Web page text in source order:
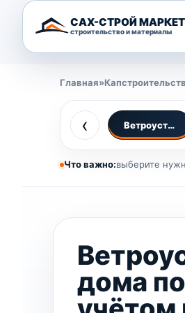
САХ-СТРОЙ МАРКЕТ
строительство и материалы
Главная»
‹
Что важно:выберите
дома